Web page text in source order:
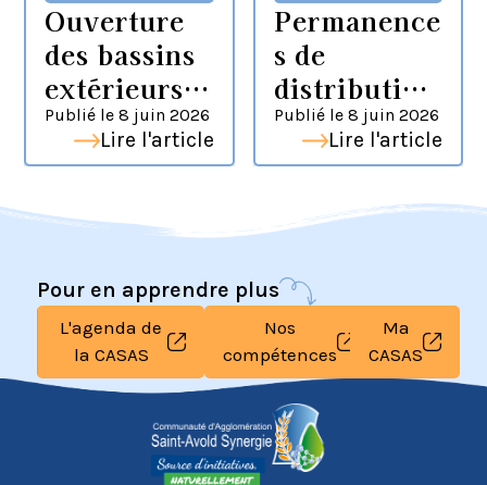
Ouverture
des bassins
extérieurs –
Le
complexe
passe en
Publié le 8 juin 2026
Lire l'article
Permanence
s de
distribution
des sacs de
tri du mois
Publié le 8 juin 2026
Lire l'article
Pour en apprendre plus
L'agenda de
la CASAS
Nos
compétences
Ma
CASAS